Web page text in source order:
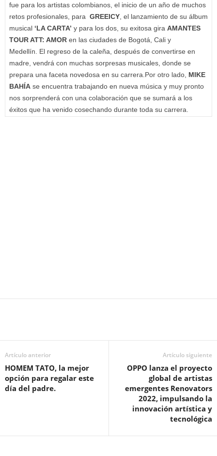
fue para los artistas colombianos, el inicio de un año de muchos
retos profesionales, para GREEICY , el lanzamiento de su álbum
musical ‘LA CARTA’ y para los dos, su exitosa gira AMANTES
TOUR ATT: AMOR en las ciudades de Bogotá, Cali y
Medellín. El regreso de la caleña, después de convertirse en
madre, vendrá con muchas sorpresas musicales, donde se
prepara una faceta novedosa en su carrera.Por otro lado, MIKE
BAHÍA se encuentra trabajando en nueva música y muy pronto
nos sorprenderá con una colaboración que se sumará a los
éxitos que ha venido cosechando durante toda su carrera.
Artículo anterior
HOMEM TATO, la mejor
opción para regalar este
día del padre.
Artículo siguiente
OPPO lanza el proyecto
global de artistas
emergentes Renovators
2022, impulsando la
innovación artística y
tecnológica